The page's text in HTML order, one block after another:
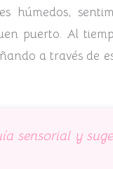
húmedos,
puerto. Al
a través de
sensorial y